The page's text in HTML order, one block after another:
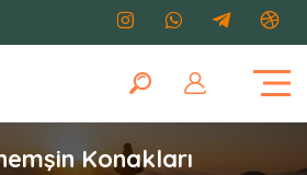
Konakları